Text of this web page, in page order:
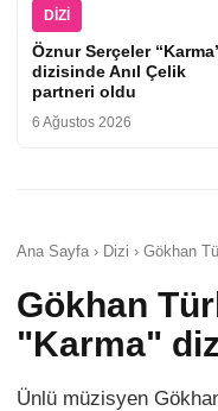
DIZI
Öznur Serçeler
dizisinde Anıl Çelik
partneri oldu
6 Ağustos 2026
Ana Sayfa › Dizi › Gökhan
Gökhan
"Karma"
Ünlü müzisyen